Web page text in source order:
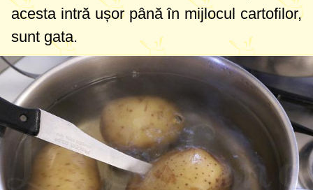
acesta intră ușor până în mijlocul cartofilor,
sunt gata.